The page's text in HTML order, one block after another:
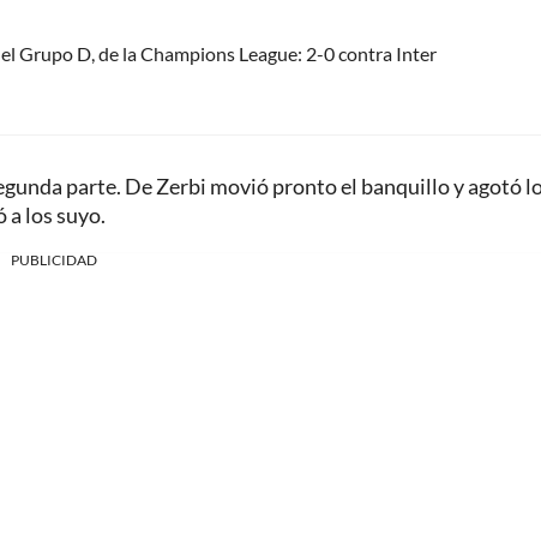
Grupo D, de la Champions League: 2-0 contra Inter
parte. De Zerbi movió pronto el banquillo y agotó
a los suyo.
PUBLICIDAD